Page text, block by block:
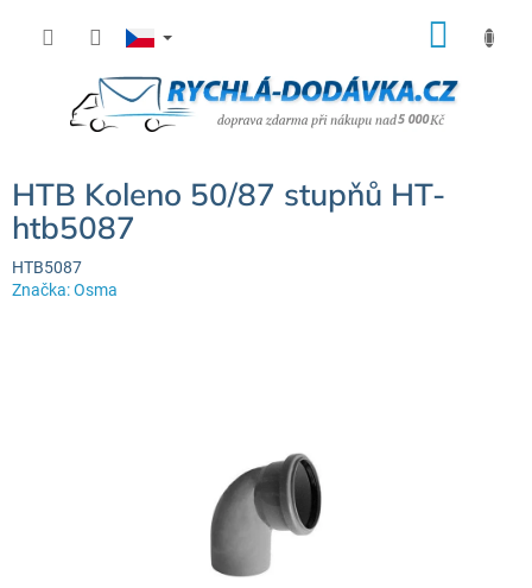
HTB Koleno 50/87 stupňů HT-
htb5087
HTB5087
Značka:Osma